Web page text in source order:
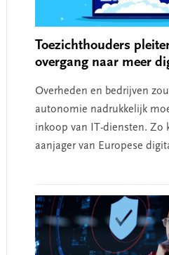
Toezichthouders
overgang naar meer
Overheden en bedrijven
autonomie nadrukkelijk
inkoop van IT-diensten. Zo
aanjager van Europese